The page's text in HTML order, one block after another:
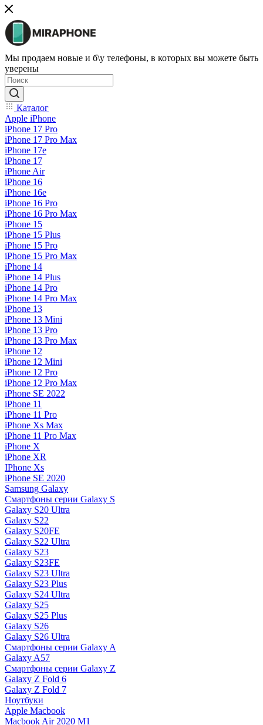
Мы продаем новые и б\у телефоны, в которых вы можете быть
уверены
Каталог
Apple iPhone
iPhone 17 Pro
iPhone 17 Pro Max
iPhone 17e
iPhone 17
iPhone Air
iPhone 16
iPhone 16e
iPhone 16 Pro
iPhone 16 Pro Max
iPhone 15
iPhone 15 Plus
iPhone 15 Pro
iPhone 15 Pro Max
iPhone 14
iPhone 14 Plus
iPhone 14 Pro
iPhone 14 Pro Max
iPhone 13
iPhone 13 Mini
iPhone 13 Pro
iPhone 13 Pro Max
iPhone 12
iPhone 12 Mini
iPhone 12 Pro
iPhone 12 Pro Max
iPhone SE 2022
iPhone 11
iPhone 11 Pro
iPhone Xs Max
iPhone 11 Pro Max
iPhone X
iPhone XR
IPhone Xs
iPhone SE 2020
Samsung Galaxy
Смартфоны серии Galaxy S
Galaxy S20 Ultra
Galaxy S22
Galaxy S20FE
Galaxy S22 Ultra
Galaxy S23
Galaxy S23FE
Galaxy S23 Ultra
Galaxy S23 Plus
Galaxy S24 Ultra
Galaxy S25
Galaxy S25 Plus
Galaxy S26
Galaxy S26 Ultra
Смартфоны серии Galaxy A
Galaxy A57
Смартфоны серии Galaxy Z
Galaxy Z Fold 6
Galaxy Z Fold 7
Ноутбуки
Apple Macbook
Macbook Air 2020 M1